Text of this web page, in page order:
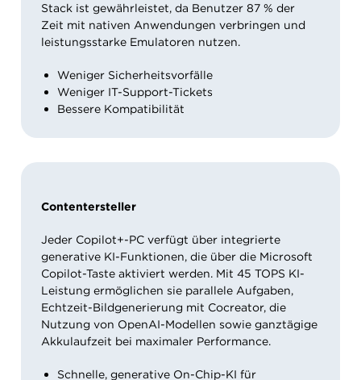
Stack ist gewährleistet, da Benutzer 87 % der
Zeit mit nativen Anwendungen verbringen und
leistungsstarke Emulatoren nutzen.
Weniger Sicherheitsvorfälle
Weniger IT-Support-Tickets
Bessere Kompatibilität
Contentersteller
Jeder Copilot+-PC verfügt über integrierte
generative KI-Funktionen, die über die Microsoft
Copilot-Taste aktiviert werden. Mit 45 TOPS KI-
Leistung ermöglichen sie parallele Aufgaben,
Echtzeit-Bildgenerierung mit Cocreator, die
Nutzung von OpenAI-Modellen sowie ganztägige
Akkulaufzeit bei maximaler Performance.
Schnelle, generative On-Chip-KI für